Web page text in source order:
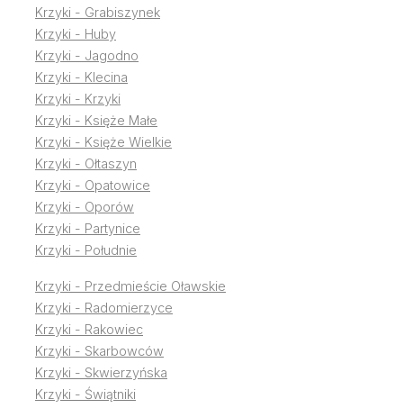
Krzyki - Grabiszynek
Krzyki - Huby
Krzyki - Jagodno
Krzyki - Klecina
Krzyki - Krzyki
Krzyki - Księże Małe
Krzyki - Księże Wielkie
Krzyki - Ołtaszyn
Krzyki - Opatowice
Krzyki - Oporów
Krzyki - Partynice
Krzyki - Południe
Krzyki - Przedmieście Oławskie
Krzyki - Radomierzyce
Krzyki - Rakowiec
Krzyki - Skarbowców
Krzyki - Skwierzyńska
Krzyki - Świątniki